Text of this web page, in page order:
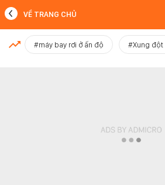
MỚI NHẤT
VỀ TRANG CHỦ
#máy bay rơi ở ấn độ #Xung đột